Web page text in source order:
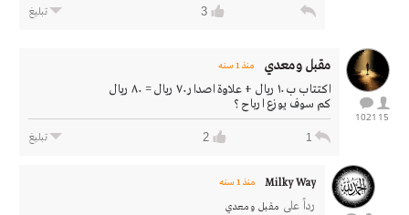
3 تبليغ
15
1021
مقبل ومعدي منذ 1 سنه
اكتتاب ب ١٠ ريال + علاوة اصدار ٧٠ ريال = ٨٠ ريال
كم سوف يوزع ارباح ؟
1
2 تبليغ
Milky Way منذ 1 سنه
رداً على مقبل ومعدي